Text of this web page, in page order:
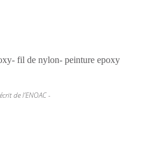
fil de nylon- peinture epoxy
de l’ENOAC -